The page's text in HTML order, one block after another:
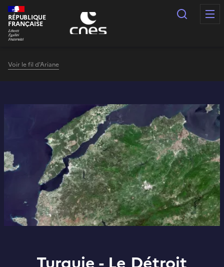
Panneau de gestion des cookies
RÉPUBLIQUE
FRANÇAISE
Voir le fil d'Ariane